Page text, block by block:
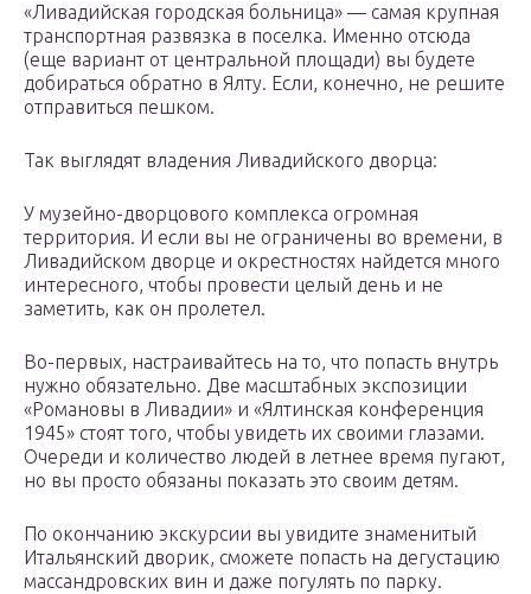
«Ливадийская городская больница» — самая крупная
транспортная развязка в поселка. Именно отсюда
(еще вариант от центральной площади) вы будете
добираться обратно в Ялту. Если, конечно, не решите
отправиться пешком.
Так выглядят владения Ливадийского дворца:
У музейно-дворцового комплекса огромная
территория. И если вы не ограничены во времени, в
Ливадийском дворце и окрестностях найдется много
интересного, чтобы провести целый день и не
заметить, как он пролетел.
Во-первых, настраивайтесь на то, что попасть внутрь
нужно обязательно. Две масштабных экспозиции
«Романовы в Ливадии» и «Ялтинская конференция
1945» стоят того, чтобы увидеть их своими глазами.
Очереди и количество людей в летнее время пугают,
но вы просто обязаны показать это своим детям.
По окончанию экскурсии вы увидите знаменитый
Итальянский дворик, сможете попасть на дегустацию
массандровских вин и даже погулять по парку.